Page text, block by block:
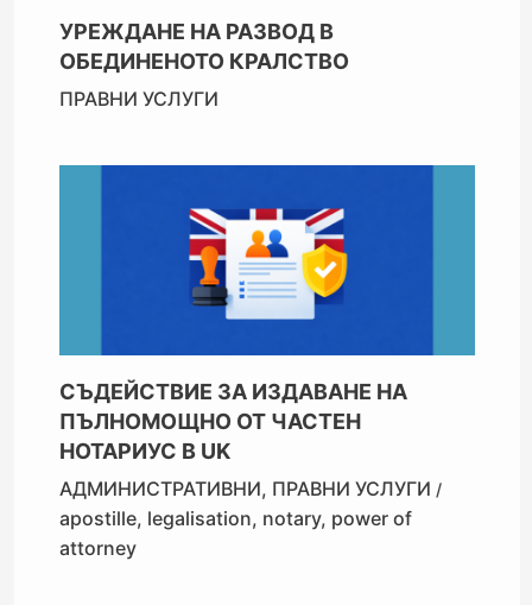
УРЕЖДАНЕ НА РАЗВОД В
ОБЕДИНЕНОТО КРАЛСТВО
ПРАВНИ УСЛУГИ
СЪДЕЙСТВИЕ ЗА ИЗДАВАНЕ НА
ПЪЛНОМОЩНО ОТ ЧАСТЕН
НОТАРИУС В UK
АДМИНИСТРАТИВНИ, ПРАВНИ УСЛУГИ /
apostille, legalisation, notary, power of
attorney